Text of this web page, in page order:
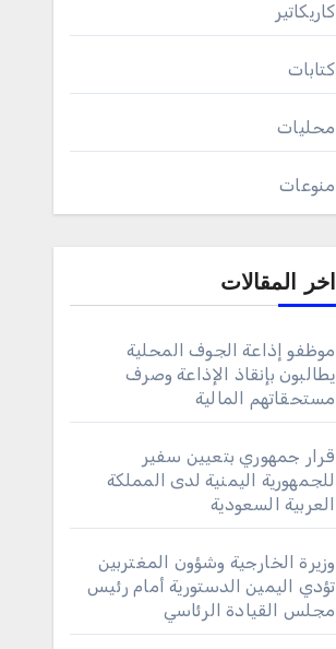
كاريكاتير
كتابات
محليات
منوعات
اخر المقالات
موظفو إذاعة الجوف المحلية
يطالبون بإنقاذ الإذاعة وصرف
مستحقاتهم المالية
قرار جمهوري بتعيين سفير
للجمهورية اليمنية لدى المملكة
العربية السعودية
وزيرة الخارجية وشؤون المغتربين
تؤدي اليمين الدستورية أمام رئيس
مجلس القيادة الرئاسي